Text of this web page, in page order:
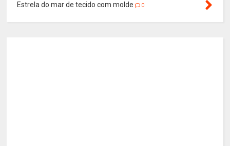
Estrela do mar de tecido com molde 0